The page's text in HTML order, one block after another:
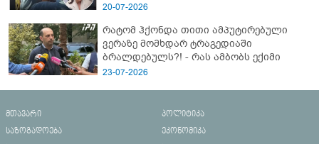
20-07-2026
რატომ ჰქონდა თითი ამპუტირებული
ვერაზე მომხდარ ტრაგედიაში
ბრალდებულს?! - რას ამბობს ექიმი
23-07-2026
მთავარი
პოლიტიკა
საზოგადოება
ეკონომიკა